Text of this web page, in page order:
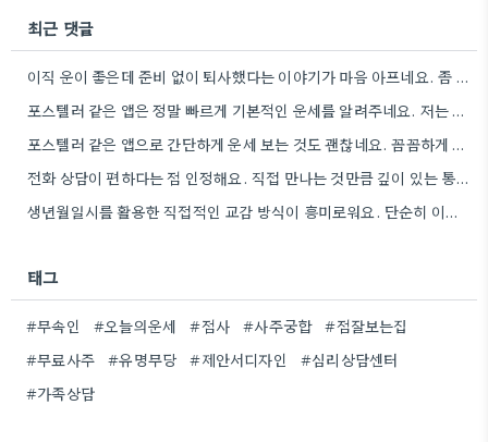
최근 댓글
이직 운이 좋은데 준비 없이 퇴사했다는 이야기가 마음 아프네요. 좀 더 신중하게 상황을 판단해야 할…
포스텔러 같은 앱은 정말 빠르게 기본적인 운세를 알려주네요. 저는 운세 보는 것보다, 앞으로의 계획을 세울…
포스텔러 같은 앱으로 간단하게 운세 보는 것도 괜찮네요. 꼼꼼하게 분석하기 전에 먼저 방향 잡기가 좋겠어요.
전화 상담이 편하다는 점 인정해요. 직접 만나는 것만큼 깊이 있는 통찰력을 얻기는 어려울 것 같아요.
생년월일시를 활용한 직접적인 교감 방식이 흥미로워요. 단순히 이론적 틀에 기대는 것보다, 개인의 상황에 맞춰 신령의…
태그
#무속인 #오늘의운세 #점사 #사주궁합
#점잘보는집
#무료사주
#유명무당 #제안서디자인
#심리상담센터
#가족상담